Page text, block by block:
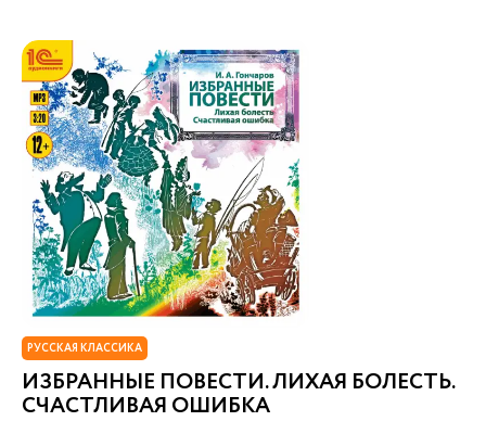
РУССКАЯ КЛАССИКА
ИЗБРАННЫЕ ПОВЕСТИ. ЛИХАЯ БОЛЕСТЬ.
СЧАСТЛИВАЯ ОШИБКА